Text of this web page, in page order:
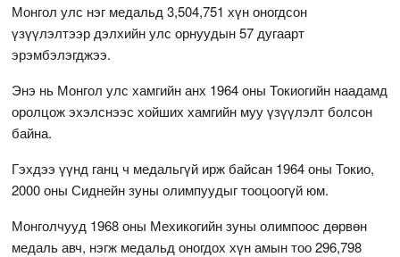
Монгол улс нэг медальд 3,504,751 хүн оногдсон
үзүүлэлтээр дэлхийн улс орнуудын 57 дугаарт
эрэмбэлэгджээ.
Энэ нь Монгол улс хамгийн анх 1964 оны Токиогийн наадамд
оролцож эхэлснээс хойших хамгийн муу үзүүлэлт болсон
байна.
Гэхдээ үүнд ганц ч медальгүй ирж байсан 1964 оны Токио,
2000 оны Сиднейн зуны олимпуудыг тооцоогүй юм.
Монголчууд 1968 оны Мехикогийн зуны олимпоос дөрвөн
медаль авч, нэгж медальд оногдох хүн амын тоо 296,798